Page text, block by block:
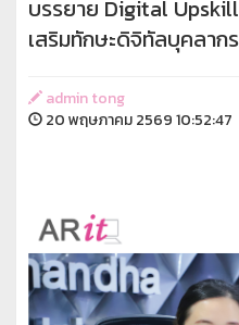
บรรยาย Digital
เสริมทักษะดิจิทัลบุคลากร
admin tong
20 พฤษภาคม 2569 10:52:47